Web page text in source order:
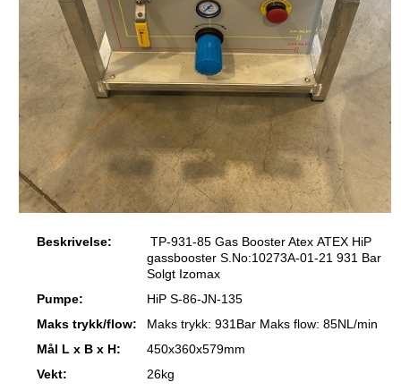
Beskrivelse:
TP-931-85 Gas Booster Atex ATEX HiP
gassbooster S.No:10273A-01-21 931 Bar
Solgt Izomax
Pumpe:
HiP S-86-JN-135
Maks trykk/flow:
Maks trykk: 931Bar Maks flow: 85NL/min
Mål L x B x H:
450x360x579mm
Vekt:
26kg